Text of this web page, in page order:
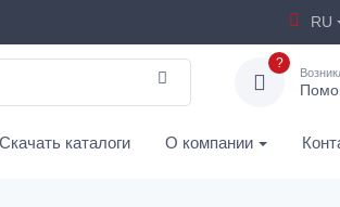
RU
?
Скачать каталоги О компании